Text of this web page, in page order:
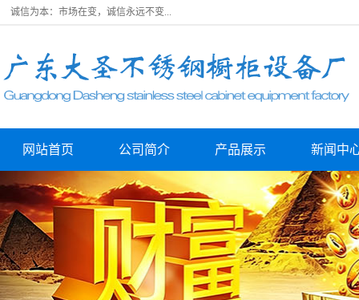
诚信为本：市场在变，诚信永远不变...
网站首页 公司简介 产品展示 新闻中